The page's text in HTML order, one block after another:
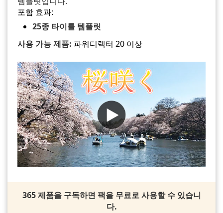
포함 효과:
25종 타이틀 템플릿
사용 가능 제품: 파워디렉터 20 이상
365 제품을 구독하면 팩을 무료로 사용할 수 있습니
다.